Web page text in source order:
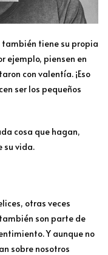
también tiene su propia
ejemplo, piensen en
con valentía. ¡Eso
ser los pequeños
cosa que hagan,
su vida.
otras veces
son parte de
Y aunque no
sobre nosotros